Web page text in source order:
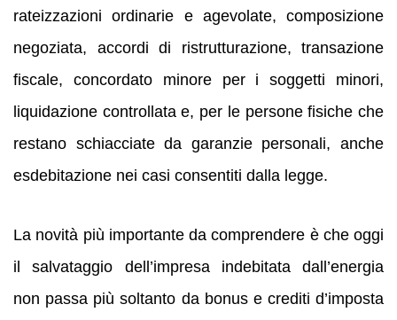
rateizzazioni ordinarie e agevolate, composizione
negoziata, accordi di ristrutturazione, transazione
fiscale, concordato minore per i soggetti minori,
liquidazione controllata e, per le persone fisiche che
restano schiacciate da garanzie personali, anche
esdebitazione nei casi consentiti dalla legge.
La novità più importante da comprendere è che oggi
il salvataggio dell’impresa indebitata dall’energia
non passa più soltanto da bonus e crediti d’imposta